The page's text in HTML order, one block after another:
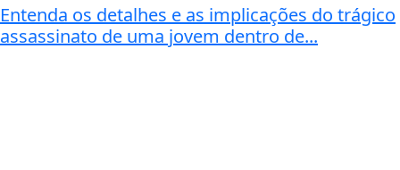
Entenda os detalhes e as implicações do trágico
assassinato de uma jovem dentro de...